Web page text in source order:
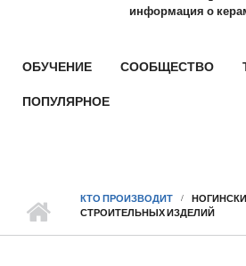
информация о
ОБУЧЕНИЕ СООБЩЕСТВО
ПОПУЛЯРНОЕ
КТО ПРОИЗВОДИТ
СТРОИТЕЛЬНЫХ ИЗДЕЛИЙ